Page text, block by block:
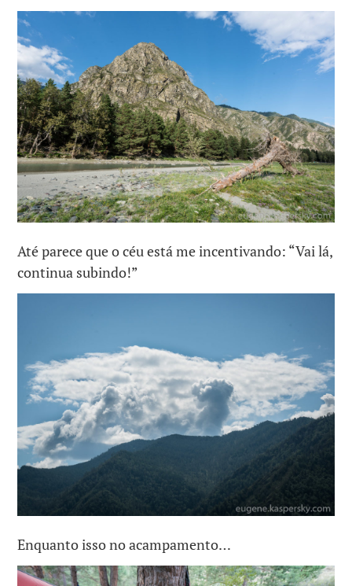
Até parece que o céu está me incentivando: “Vai lá,
continua subindo!”
Enquanto isso no acampamento…